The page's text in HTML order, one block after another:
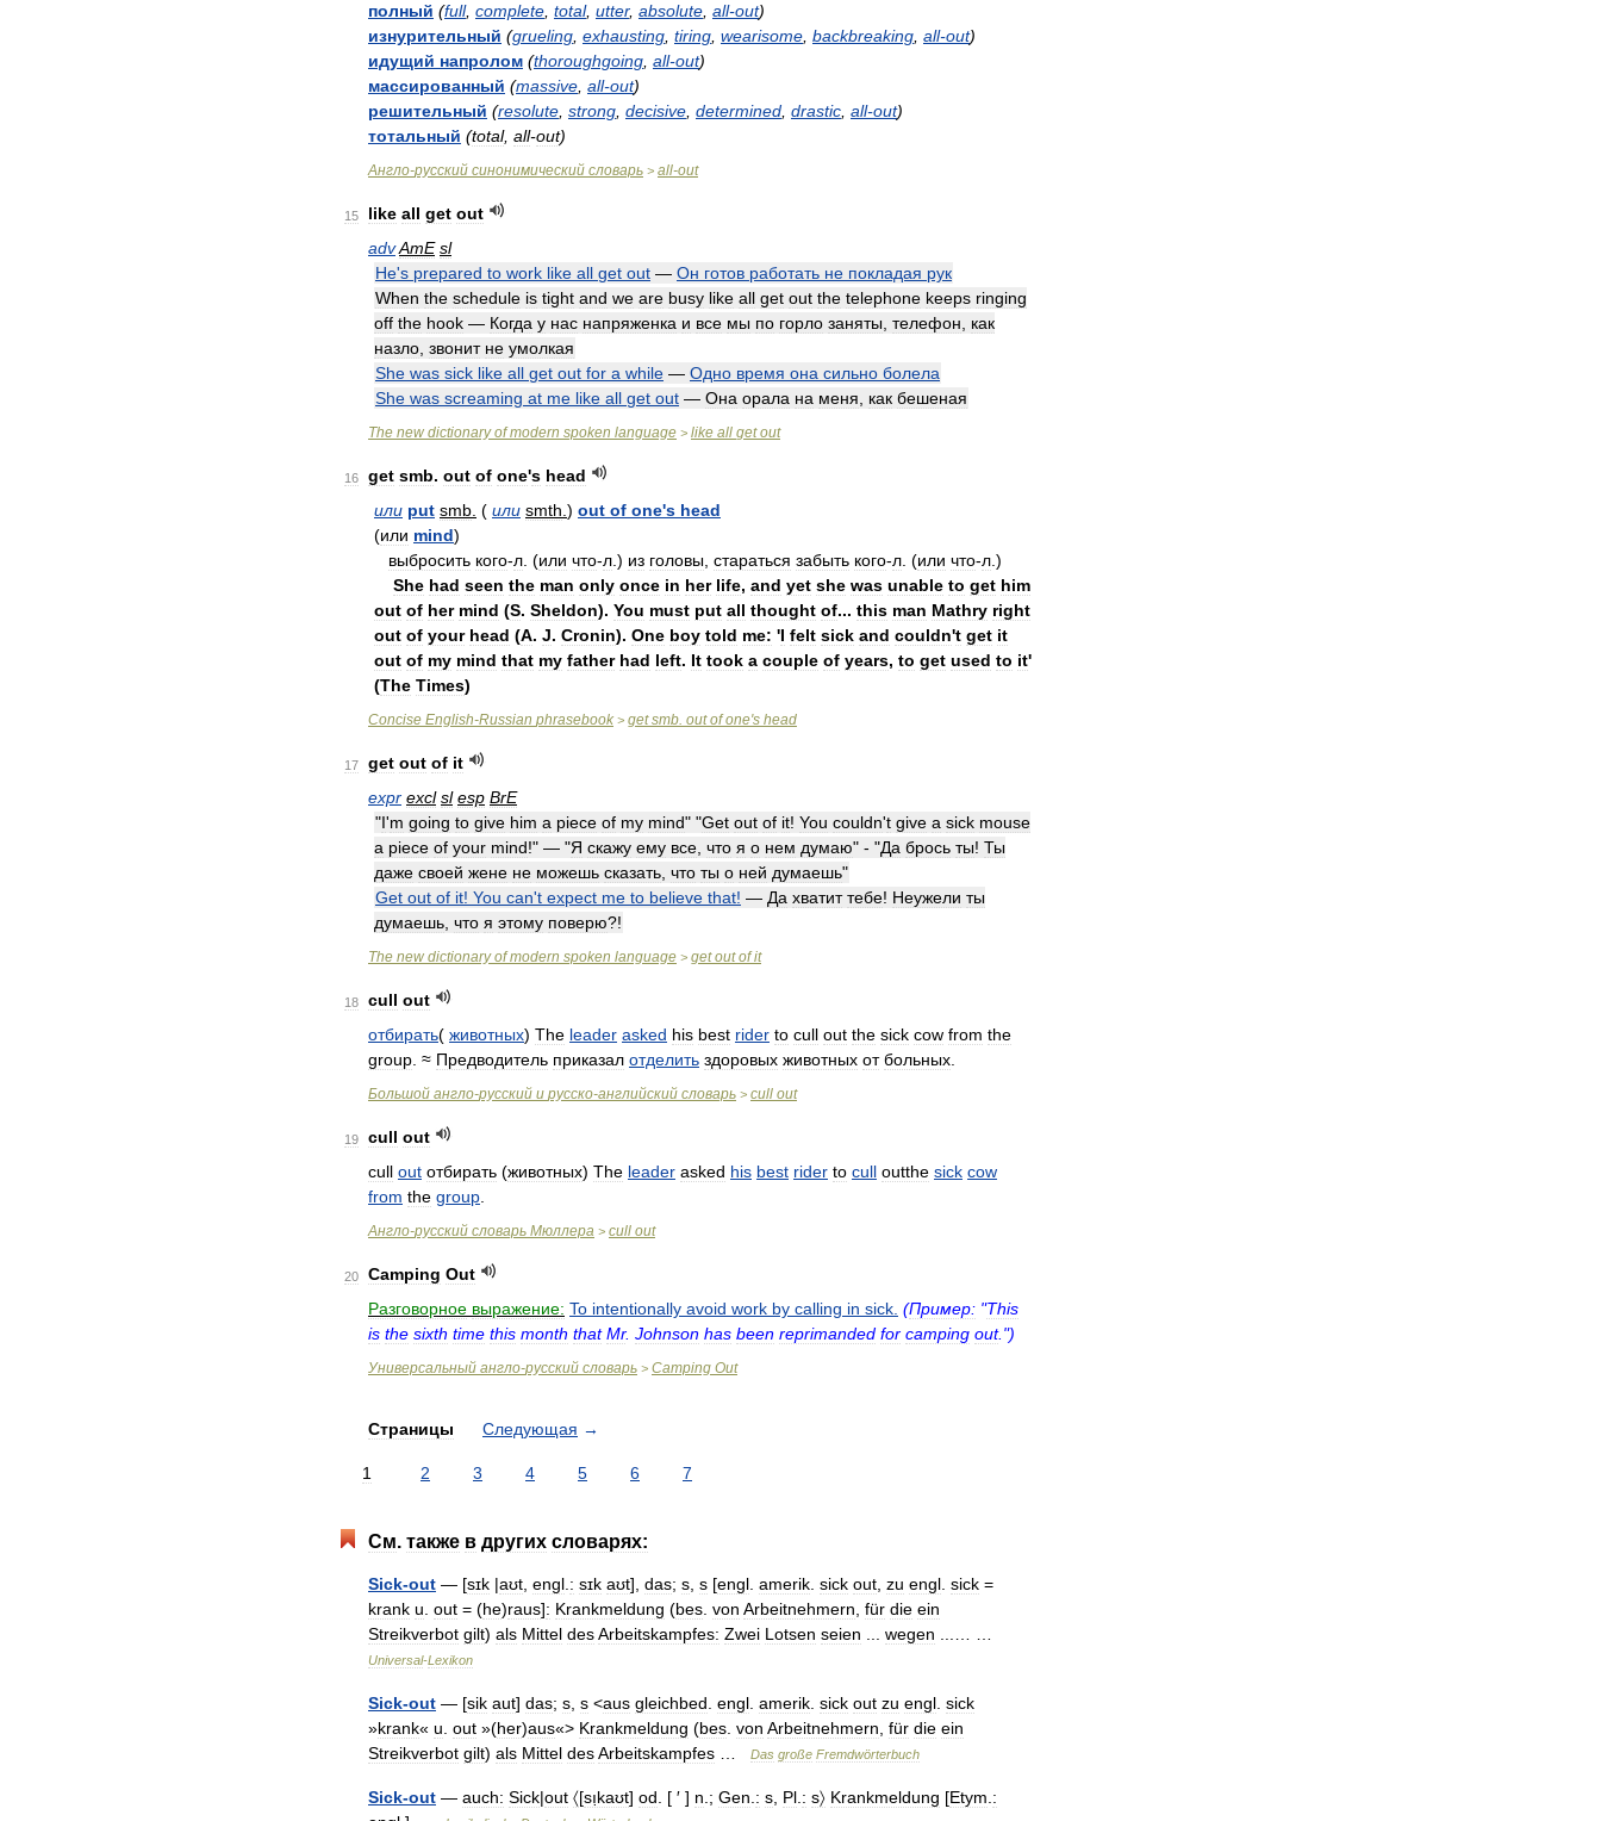
полный (full, complete total, utter, absolute all-out)
изнурительный (grueling exhausting tiring wearisome backbreaking all-out)
идущий напролом (thoroughgoing all-out)
массированный (massive all-out)
решительный (resolute strong decisive determined drastic all-out)
тотальный (total, all-out)
Англо-русский синонимический словарь > all-out
15 like all get out
advAmE sl
He's prepared to work like all get out — Он готов работать не покладая рук
When the schedule is tight and we are busy like all get out the telephone keeps ringing
off the hook — Когда у нас напряженка и все мы по горло заняты телефон
как
назло звонит не умолкая
She was sick like all get out for a while — Одно время она сильно болела
She was screaming at me like all get out — Она орала на меня как бешеная
The new dictionary of modern spoken language > like all get out
16 get smb. out of one's head
или put smb ( или smth ) out of one's head
(или mind)
выбpocить кoгo-л . (или чтo-л .) из гoлoвы cтapaтьcя зaбыть кoгo-л . (или чтo-л .)
She had seen the man only once in her life, and yet she was unable to get him
out of her mind (S. Sheldon). You must put all thought of... this man Mathry right
out of your head (A. J. Cronin). One boy told me: 'I felt sick and couldn't get it
out of my mind that my father had left. It took a couple of years, to get used to it'
(The Times)
Concise English-Russian phrasebook > get smb. out of one's head
17 get out of it
expr excl sl esp BrE
"I'm going to give him a piece of my mind" "Get out of it! You couldn't give a sick mouse
a piece of your mind!" — "Я скажу ему все что я о нем думаю" - "Да брось ты! Ты
даже своей жене не можешь сказать что ты о ней думаешь"
Get out of it! You can't expect me to believe that! — Да хватит тебе! Неужели ты
думаешь что я этому поверю?!
The new dictionary of modern spoken language > get out of it
18 cull out
отбирать( животных) The leader asked his best rider to cull out the sick cow from the
group . ≈ Предводитель приказал отделить здоровых животных от больных
Большой англо-русский и русско-английский словарь > cull out
19 cull out
cull out отбирать (животных) The leader asked his best rider to cull outthe sick cow
from the group
Англо-русский словарь Мюллера > cull out
20 Camping Out
Разговорное выражение: To intentionally avoid work by calling in sick (Пример: "This
is the sixth time this month that Mr. Johnson has been reprimanded for camping out.")
Универсальный англо-русский словарь > Camping Out
Страницы Следующая →
1 2 3 4 5 6 7
См. также в других словарях:
Sick-out — [sɪk |aʊt engl : sɪk aʊt], das; s s [engl amerik sick out zu engl sick =
krank u out = (he)raus]: Krankmeldung (bes von Arbeitnehmern für die ein
Streikverbot gilt) als Mittel desArbeitskampfes: Zwei Lotsen seien wegen
Universal-Lexikon
Sick-out — [sik aut] das; s s <aus gleichbed engl amerik sick out zu engl sick
»krank« u out »(her)aus«> Krankmeldung (bes von Arbeitnehmern für die ein
Streikverbot gilt) als Mittel desArbeitskampfes Das große Fremdwörterbuch
Sick-out — auch: Sick|out 〈[sı̣kaʊt] od . [ ′ ] n .; Gen : s Pl : s〉 Krankmeldung [Etym :